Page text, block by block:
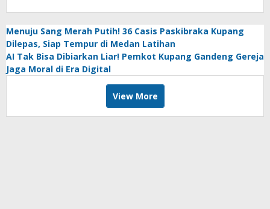
Menuju Sang Merah Putih! 36 Casis Paskibraka Kupang
Dilepas, Siap Tempur di Medan Latihan
AI Tak Bisa Dibiarkan Liar! Pemkot Kupang Gandeng Gereja
Jaga Moral di Era Digital
View More